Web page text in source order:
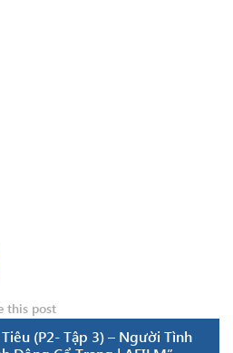
this post
(P2- Tập 3) – Người Tình